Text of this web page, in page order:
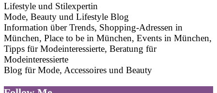
Lifestyle und Stilexpertin
Mode, Beauty und Lifestyle Blog
Information über Trends, Shopping-Adressen in
München, Place to be in München, Events in München,
Tipps für Modeinteressierte, Beratung für
Modeinteressierte
Blog für Mode, Accessoires und Beauty